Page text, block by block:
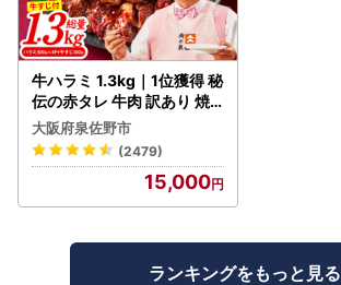
牛ハラミ 1.3kg｜1位獲得 秘
伝の赤タレ 牛肉 訳あり 焼
肉 BBQ
大阪府泉佐野市
(2479)
15,000
ランキングをもっと見る